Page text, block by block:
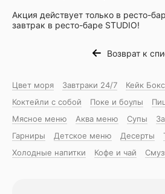
Акция действует только в ресто-
завтрак в ресто-баре STUDIO!
Возврат к
Цвет моря Завтраки 24/7 Кейк
Коктейли с собой
Поке и боулы
Мясное меню
Аква меню Супы
Гарниры
Детское меню Десерты
Холодные напитки
Кофе и чай